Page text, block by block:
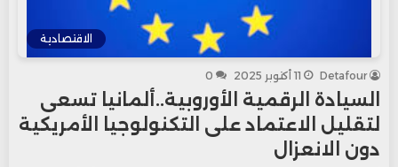
الاقتصادية
Detafour 11 أكتوبر 2025 0
السيادة الرقمية الأوروبية..ألمانيا تسعى
لتقليل الاعتماد على التكنولوجيا الأمريكية
دون الانعزال